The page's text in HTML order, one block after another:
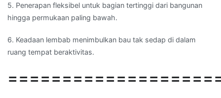
5. Penerapan fleksibel untuk bagian tertinggi dari bangunan
hingga permukaan paling bawah.
6. Keadaan lembab menimbulkan bau tak sedap di dalam
ruang tempat beraktivitas.